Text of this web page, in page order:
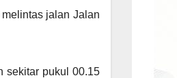
jalan Jalan
sekitar pukul 00.15